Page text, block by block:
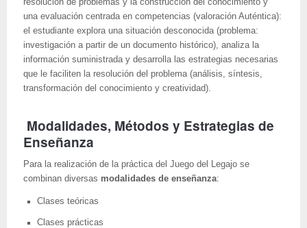
una evaluación centrada en competencias (valoración Auténtica):
el estudiante explora una situación desconocida (problema:
investigación a partir de un documento histórico), analiza la
información suministrada y desarrolla las estrategias necesarias
que le faciliten la resolución del problema (análisis, síntesis,
transformación del conocimiento y creatividad).
Modalidades, Métodos y Estrategias de
Enseñanza
Para la realización de la práctica del Juego del Legajo se
combinan diversas modalidades de enseñanza:
Clases teóricas
Clases prácticas